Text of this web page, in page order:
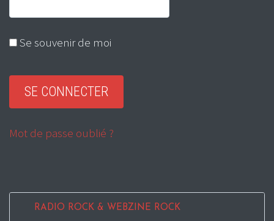
Se souvenir de moi
Mot de passe oublié ?
RADIO ROCK & WEBZINE ROCK